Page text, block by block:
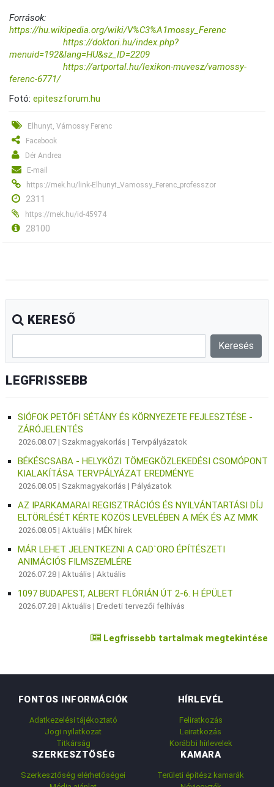
Források:
https://hu.wikipedia.org/wiki/V%C3%A1mossy_Ferenc
https://doktori.hu/index.php?
menuid=192&lang=HU&sz_ID=2209
https://artportal.hu/lexikon-muvesz/vamossy-
ferenc-6771/
Fotó:epiteszforum.hu
Elhunyt, Vámossy Ferenc
Facebook
Dér Andrea
E-mail
https://mek.hu/link-Elhunyt_Vamossy_Ferenc_professzor
2311
https://mek.hu/id-45974
28100
KERESŐ
LEGFRISSEBB
SIÓFOK PETŐFI SÉTÁNY ÉS KÖRNYEZETE FEJLESZTÉSE -
ZÁRÓJELENTÉS
2026.08.07 | Szakmagyakorlás | Tervpályázatok
BÉKÉSCSABA - HELYKÖZI TÖMEGKÖZLEKEDÉSI CSOMÓPONT
KIALAKÍTÁSA TERVPÁLYÁZAT EREDMÉNYE
2026.08.05 | Szakmagyakorlás |Pályázatok
AZ IPARKAMARAI REGISZTRÁCIÓS ÉS NYILVÁNTARTÁSI DÍJ
ELTÖRLÉSÉT KÉRTE KÖZÖS LEVELÉBEN A MÉK ÉS AZ MMK
2026.08.05 |Aktuális |MÉK hírek
MÁR LEHET JELENTKEZNI A CAD`ORO ÉPÍTÉSZETI
ANIMÁCIÓS FILMSZEMLÉRE
2026.07.28 |Aktuális |Aktuális
1097 BUDAPEST, ALBERT FLÓRIÁN ÚT 2-6. H ÉPÜLET
2026.07.28 |Aktuális |Eredeti tervezői felhívás
Legfrissebb tartalmak megtekintése
FONTOS INFORMÁCIÓK
Adatkezelési tájékoztató
Jogi nyilatkozat
Titkárság
HÍRLEVÉL
Feliratkozás
Leiratkozás
Korábbi hírlevelek
SZERKESZTŐSÉG
Szerkesztőség elérhetőségei
KAMARA
Területi építész kamarák